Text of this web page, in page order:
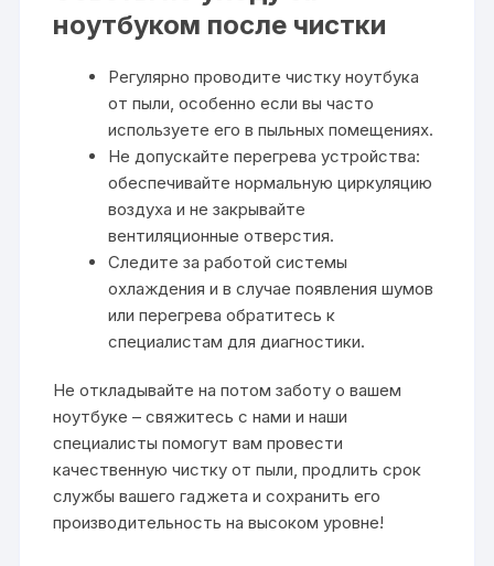
ноутбуком после чистки
Регулярно проводите чистку ноутбука
от пыли, особенно если вы часто
используете его в пыльных помещениях.
Не допускайте перегрева устройства:
обеспечивайте нормальную циркуляцию
воздуха и не закрывайте
вентиляционные отверстия.
Следите за работой системы
охлаждения и в случае появления шумов
или перегрева обратитесь к
специалистам для диагностики.
Не откладывайте на потом заботу о вашем
ноутбуке – свяжитесь с нами и наши
специалисты помогут вам провести
качественную чистку от пыли, продлить срок
службы вашего гаджета и сохранить его
производительность на высоком уровне!